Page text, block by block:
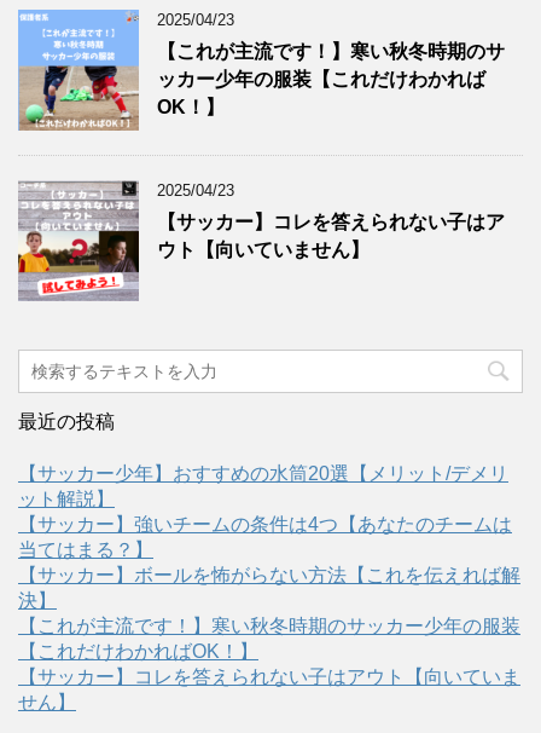
2025/04/23
【これが主流です！】寒い秋冬時期のサ
ッカー少年の服装【これだけわかれば
OK！】
2025/04/23
【サッカー】コレを答えられない子はア
ウト【向いていません】
最近の投稿
【サッカー少年】おすすめの水筒20選【メリット/デメリ
ット解説】
【サッカー】強いチームの条件は4つ【あなたのチームは
当てはまる？】
【サッカー】ボールを怖がらない方法【これを伝えれば解
決】
【これが主流です！】寒い秋冬時期のサッカー少年の服装
【これだけわかればOK！】
【サッカー】コレを答えられない子はアウト【向いていま
せん】